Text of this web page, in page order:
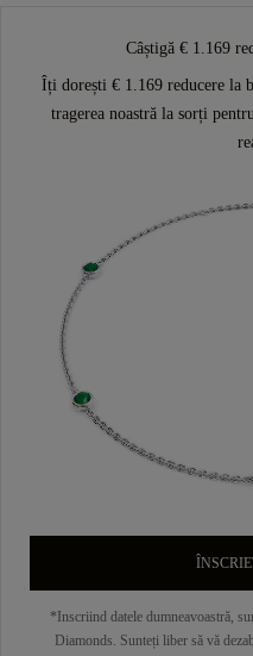
Câștigă € 1.169
Îți dorești € 1.169 reducere la
tragerea noastră la sorți
*Inscriind datele dumneavoastră,
Diamonds. Sunteți liber să vă